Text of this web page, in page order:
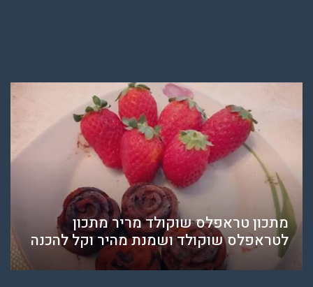
מתכון טראפלס שוקולד מריר מתכון
לטראפלס שוקולד ושמנת מהיר וקל להכנה